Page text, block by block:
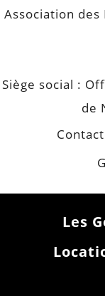
Association
Siège social :
de
Contact
Les